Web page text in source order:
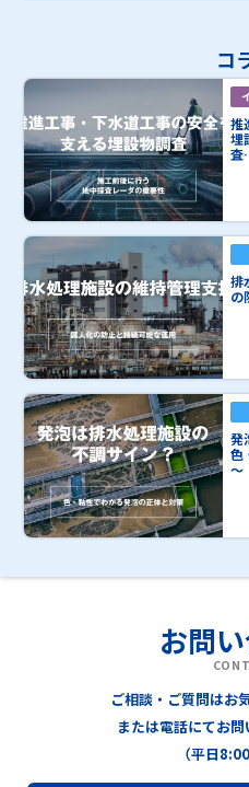
コ
推
埋
排
の
発
色
～
お問
ご相談・ご質問はお
または電話にてお問
（平日